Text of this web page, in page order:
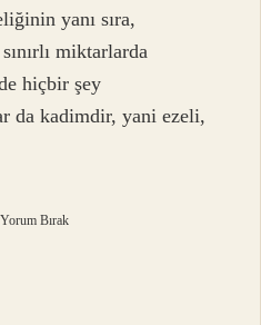
yanı sıra,
miktarlarda
hiçbir şey
da kadimdir, yani ezeli,
Yorum Bırak